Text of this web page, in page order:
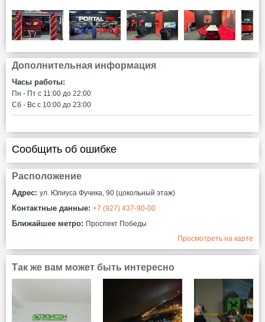
Дополнительная информация
Часы работы:
Пн - Пт c 11:00 до 22:00
Сб - Вс c 10:00 до 23:00
Сообщить об ошибке
Расположение
Адрес: ул. Юлиуса Фучика, 90 (цокольный этаж)
Контактные данные: +7 (927) 437-90-00
Ближайшее метро: Проспект Победы
Просмотреть на карте
Так же вам может быть интересно